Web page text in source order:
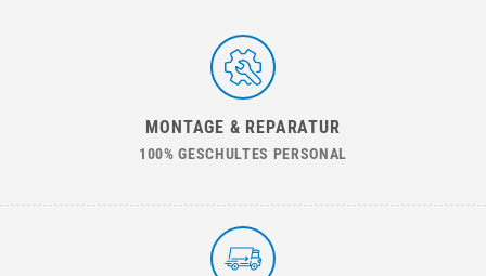
MONTAGE & REPARATUR
100% GESCHULTES PERSONAL